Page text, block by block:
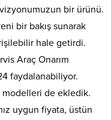
bir ürünü.
bir bakış sunarak
hale getirdi.
Araç Onarım
faydalanabiliyor.
de ekledik.
uygun fiyata, üstün